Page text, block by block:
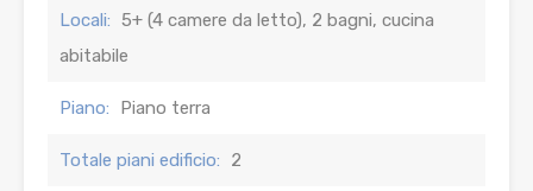
Locali: 5+ (4 camere da letto), 2 bagni, cucina
abitabile
Piano: Piano terra
Totale piani edificio: 2